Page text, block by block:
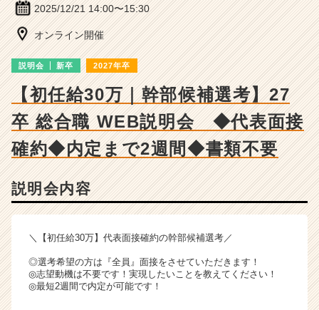
細
チ
ー・
成
長
企
業
ス
カ
ウ
が
届
く
2025/12/21 14:00〜15:30
オンライン開催
説明会 新卒 2027年卒
【初任給30万｜幹部候補選考】27
卒 総合職 WEB説明会 ◆代表面接
確約◆内定まで2週間◆書類不要
説明会内容
＼【初任給30万】代表面接確約の幹部候補選考／
◎選考希望の方は『全員』面接をさせていただきます！
◎志望動機は不要です！実現したいことを教えてください！
◎最短2週間で内定が可能です！